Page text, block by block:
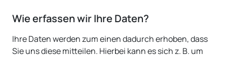
Wie erfassen wir Ihre Daten?
Ihre Daten werden zum einen dadurch erhoben, dass
Sie uns diese mitteilen. Hierbei kann es sich z. B. um